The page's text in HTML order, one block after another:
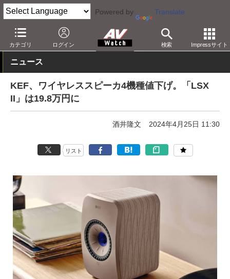
Powered by Translate
カテゴリ ログイン 検索 Impressサイト
AV Watch 動向 業界動向 価格改定
ニュース
KEF、ワイヤレススピーカ4機種値下げ。「LSX
II」は19.8万円に
酒井隆文 2024年4月25日 11:30
リスト